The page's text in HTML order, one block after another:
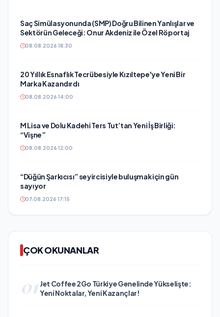
Saç Simülasyonunda (SMP) Doğru Bilinen Yanlışlar ve
Sektörün Geleceği: Onur Akdeniz ile Özel Röportaj
08.08.2026 18:30
20 Yıllık Esnaflık Tecrübesiyle Kızıltepe'ye Yeni Bir
Marka Kazandırdı
08.08.2026 14:00
M Lisa ve Dolu Kadehi Ters Tut’tan Yeni İş Birliği:
“Vişne”
08.08.2026 12:00
“Düğün Şarkıcısı” seyircisiyle buluşmak için gün
sayıyor
07.08.2026 17:15
ÇOK OKUNANLAR
01 Jet Coffee 2Go Türkiye Genelinde Yükselişte:
Yeni Noktalar, Yeni Kazançlar!